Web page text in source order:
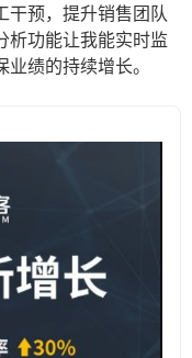
干预，提升销售团队
析功能让我能实时监
绩的持续增长。